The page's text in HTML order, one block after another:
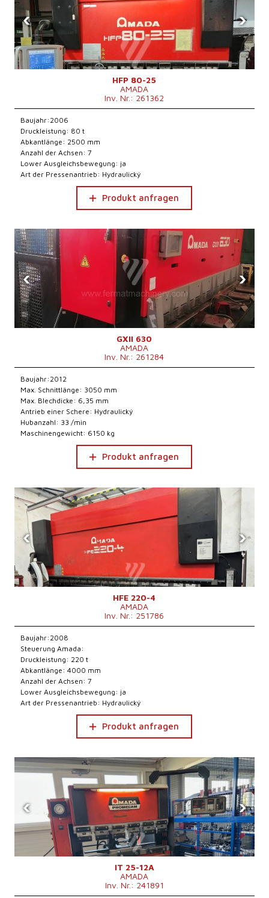
‹ ›
HFP 80-25
AMADA
Inv. Nr.: 261362
Baujahr:2006
Druckleistung: 80 t
Abkantlänge: 2500 mm
Anzahl der Achsen: 7
Lower Ausgleichsbewegung: ja
Art der Pressenantrieb: Hydraulický
Produkt anfragen
‹ ›
GXII 630
AMADA
Inv. Nr.: 261284
Baujahr:2012
Max. Schnittlänge: 3050 mm
Max. Blechdicke: 6,35 mm
Antrieb einer Schere: Hydraulický
Hubanzahl: 33 /min
Maschinengewicht: 6150 kg
Produkt anfragen
‹ ›
HFE 220-4
AMADA
Inv. Nr.: 251786
Baujahr:2008
Steuerung Amada:
Druckleistung: 220 t
Abkantlänge: 4000 mm
Anzahl der Achsen: 7
Lower Ausgleichsbewegung: ja
Art der Pressenantrieb: Hydraulický
Produkt anfragen
‹ ›
IT 25-12A
AMADA
Inv. Nr.: 241891